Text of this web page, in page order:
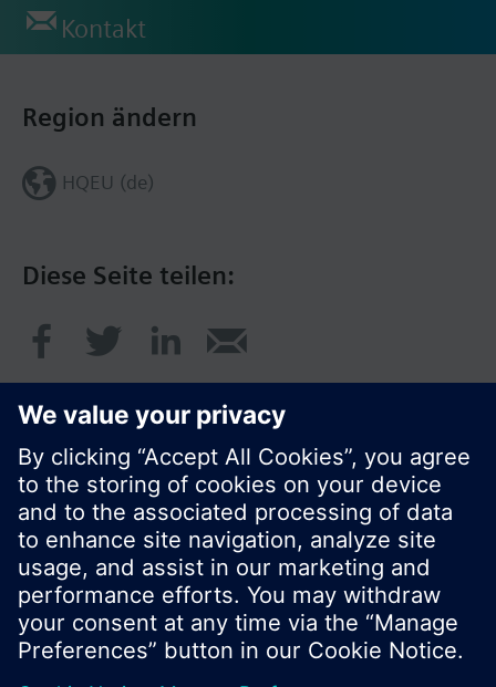
2-Rohr-Systeme
2-Rohr-Systeme mit elektrischer Heizung
Kontakt
Diese Seite teilen:
Region ändern
HQEU (de)
© Siemens Schweiz AG 2017
Produktangebot und Preise können pro Land
variieren.